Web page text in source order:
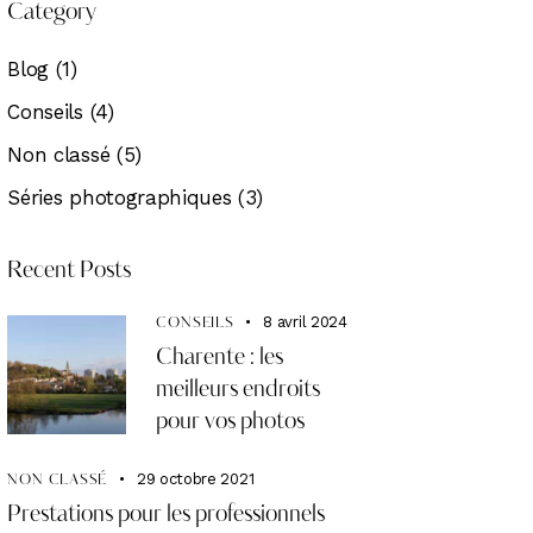
Category
Blog (1)
Conseils (4)
Non classé (5)
Séries photographiques (3)
Recent Posts
CONSEILS 8 avril 2024
Charente : les
meilleurs endroits
pour vos photos
NON CLASSÉ 29 octobre 2021
Prestations pour les professionnels